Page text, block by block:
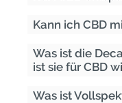
Kann ich CBD
Was ist die
ist sie für CBD
Was ist